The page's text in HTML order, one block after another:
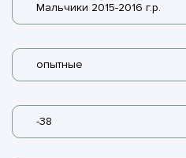
Мальчики 2015-2016 г.р.
опытные
-38